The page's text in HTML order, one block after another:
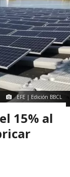
EFE | Edición BBCL
15% al